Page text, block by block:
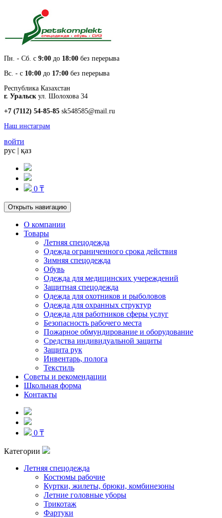
Пн. - Cб. с 9:00 до 18:00 без перерыва
Вс. - с 10:00 до 17:00 без перерыва
Республика Казахстан
г. Уральск ул. Шолохова 34
+7 (7112) 54-85-85 sk548585@mail.ru
Наш инстаграм
войти
рус | қаз
0 ₸
Открыть навигацию
О компании
Товары
Летняя спецодежда
Одежда ограниченного срока действия
Зимняя спецодежда
Обувь
Одежда для медицинских учереждений
Защитная спецодежда
Одежда для охотников и рыболовов
Одежда для охранных структур
Одежда для работников сферы услуг
Безопасность рабочего места
Пожарное обмундирование и оборудование
Средства индивидуальной защиты
Защита рук
Инвентарь, полога
Текстиль
Советы и рекомендации
Школьная форма
Контакты
0 ₸
Категории
Летняя спецодежда
Костюмы рабочие
Куртки, жилеты, брюки, комбинезоны
Летние головные уборы
Трикотаж
Фартуки